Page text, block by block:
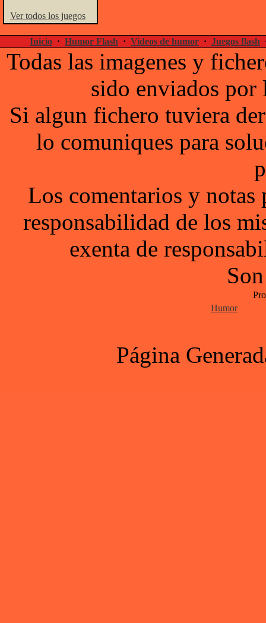
Ver todos los juegos
Inicio · Humor Flash · Videos de humor · Juegos flash
Todas las imagenes y
sido enviados por
Si algun fichero tuviera
lo comuniques para
Los comentarios y notas
responsabilidad de los
exenta de
Humor
Página